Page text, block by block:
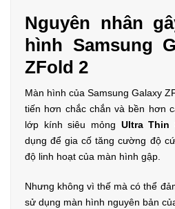
Nguyên nhân
hình Samsung
ZFold 2
Màn hình của Samsung Galaxy
tiến hơn chắc chắn và bền hơn
lớp kính siêu mỏng Ultra Thin
dụng để gia cố tăng cường độ
độ linh hoạt của màn hình gập.
Nhưng không vì thế mà có thể
sử dụng màn hình nguyên bản